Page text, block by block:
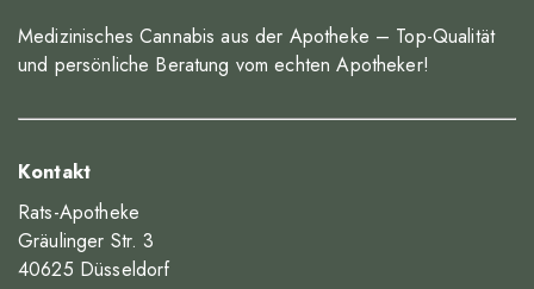
Medizinisches Cannabis aus der Apotheke – Top-Qualität
und persönliche Beratung vom echten Apotheker!
Kontakt
Rats-Apotheke
Gräulinger Str. 3
40625 Düsseldorf